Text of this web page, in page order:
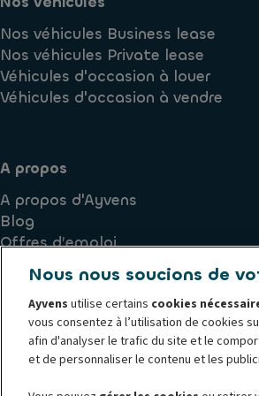
Nos véhicules Business lease
Nos véhicules Private lease
Véhicules d'occasion à louer
Véhicules d'occasion à vendre
A propos
A propos d'Ayvens
Blog
Offres d’emploi
Politique de cookies Politique de
Plaintes
Corporate Société
© 2026 Ayvens est l'un des principaux acteurs
solutions de leasing complet, d'abonnement
Nous nous soucions de
Ayvens utilise certains cookies
vous consentez à l’utilisation de cookies
afin d'analyser le trafic du site et le
et de personnaliser le contenu et les